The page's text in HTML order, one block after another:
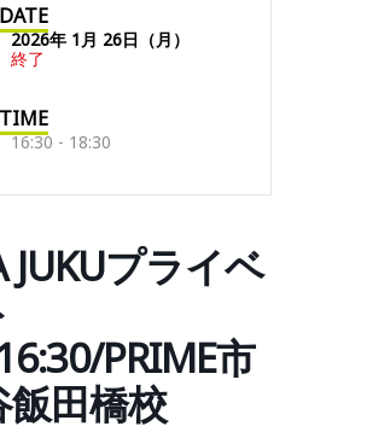
DATE
2026年 1月 26日（月）
終了
TIME
16:30 - 18:30
JUKUプライベ
PRIME市
飯田橋校